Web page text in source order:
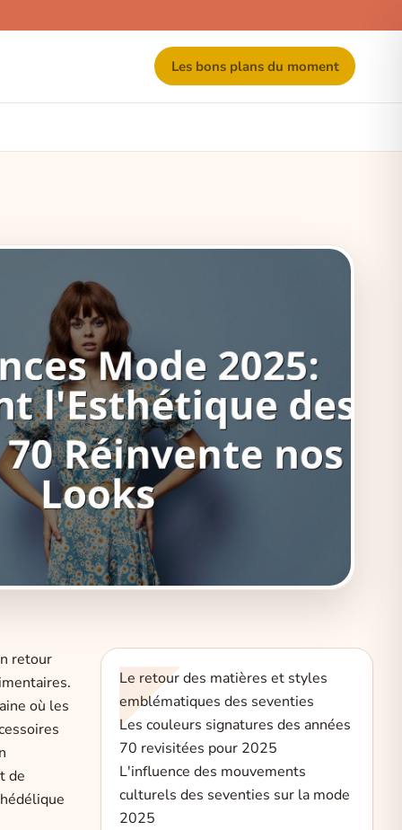
Les bons plans du moment
retour
où les
de
Le retour des matières et styles
emblématiques des seventies
Les couleurs signatures des années
70 revisitées pour 2025
L'influence des mouvements
culturels des seventies sur la mode
2025